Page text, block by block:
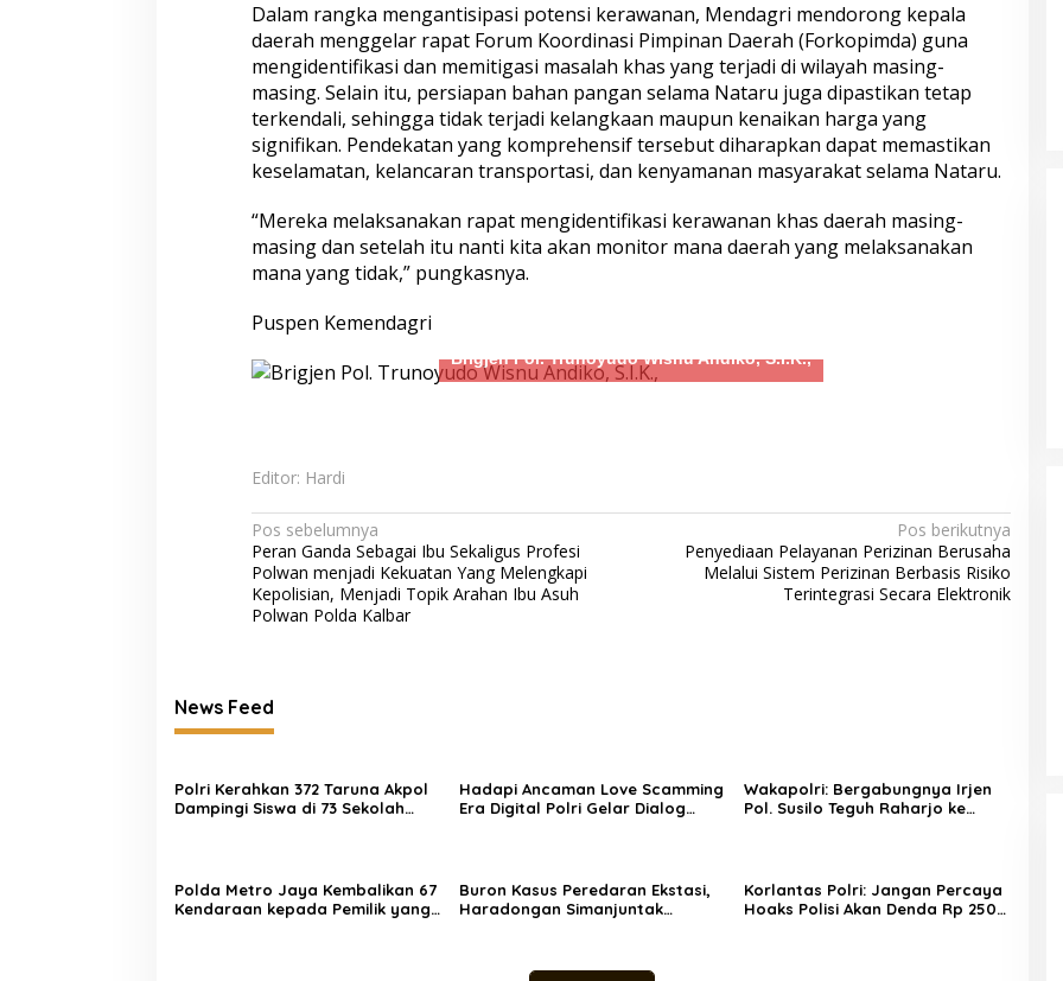
Dalam rangka mengantisipasi potensi kerawanan, Mendagri mendorong kepala
daerah menggelar rapat Forum Koordinasi Pimpinan Daerah (Forkopimda) guna
mengidentifikasi dan memitigasi masalah khas yang terjadi di wilayah masing-
masing. Selain itu, persiapan bahan pangan selama Nataru juga dipastikan tetap
terkendali, sehingga tidak terjadi kelangkaan maupun kenaikan harga yang
signifikan. Pendekatan yang komprehensif tersebut diharapkan dapat memastikan
keselamatan, kelancaran transportasi, dan kenyamanan masyarakat selama Nataru.
“Mereka melaksanakan rapat mengidentifikasi kerawanan khas daerah masing-
masing dan setelah itu nanti kita akan monitor mana daerah yang melaksanakan
mana yang tidak,” pungkasnya.
Puspen Kemendagri
Brigjen Pol. Trunoyudo Wisnu Andiko, S.I.K.,
Editor: Hardi
Navigasi
pos
Pos sebelumnya
Peran Ganda Sebagai Ibu Sekaligus Profesi
Polwan menjadi Kekuatan Yang Melengkapi
Kepolisian, Menjadi Topik Arahan Ibu Asuh
Polwan Polda Kalbar
Pos berikutnya
Penyediaan Pelayanan Perizinan Berusaha
Melalui Sistem Perizinan Berbasis Risiko
Terintegrasi Secara Elektronik
News Feed
Polri Kerahkan 372 Taruna Akpol
Dampingi Siswa di 73 Sekolah
Hadapi Ancaman Love Scamming
Era Digital Polri Gelar Dialog
Wakapolri: Bergabungnya Irjen
Pol. Susilo Teguh Raharjo ke
Polda Metro Jaya Kembalikan 67
Kendaraan kepada Pemilik yang
Buron Kasus Peredaran Ekstasi,
Haradongan Simanjuntak
Korlantas Polri: Jangan Percaya
Hoaks Polisi Akan Denda Rp 250
Satreskrim Polres Tasikmalaya
Kota Amankan 3 Pelaku Kasus
Ganjal ATM Lintas Propinsi
Sambut Hari Bhayangkara ke-80,
Puslitbang Polri Salurkan 1.000
Paket Sembako Door to Door di
Bogor
Sambut Hari Bhayangkara ke-80,
Polri Bedah 80 Rumah Layak Huni,
Bapak Usin (85) Kini Miliki Rumah
Baru Berpanel Surya
Terduga Pencuri Motor Hasil
Biddokkes Polda Jateng